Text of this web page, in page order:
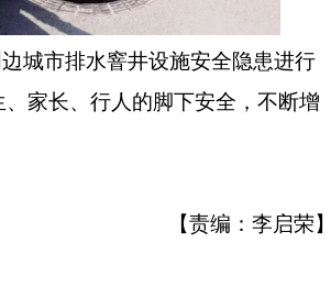
城市排水窨井设施安全隐患进行
家长、行人的脚下安全，不断增
【责编：李启荣】